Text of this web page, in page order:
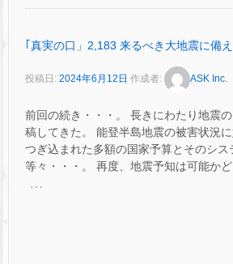
｢真実の口」2,183 来るべき大地震に備
投稿日: 2024年6月12日 作成者: ASK Inc.
前回の続き・・・。 長きにわたり地震
稿してきた。 能登半島地震の被害状況
つぎ込まれた多額の国家予算とそのシス
等々・・・。 再度、地震予知は可能かど
…